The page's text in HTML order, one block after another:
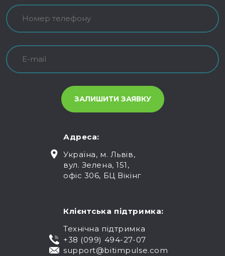
Адреса:
Україна, м. Львів,
вул. Зелена, 151,
офіс 306, БЦ Вікінг
Клієнтська підтримка:
Технічна підтримка
+38 (099) 494-27-07
support@bitimpulse.com